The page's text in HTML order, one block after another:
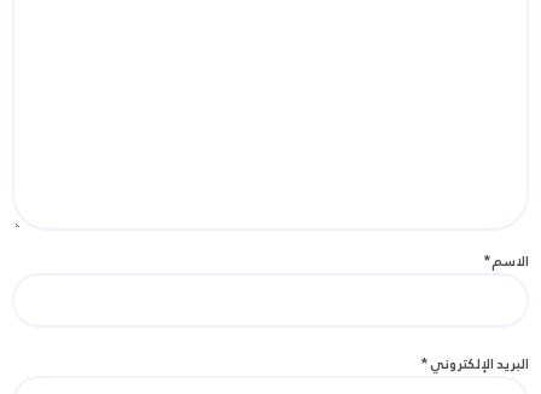
الاسم*
البريد الإلكتروني*